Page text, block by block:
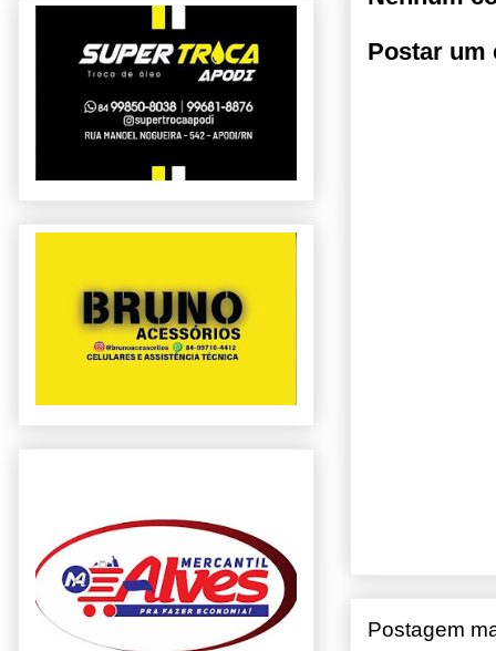
Postar um
Postagem